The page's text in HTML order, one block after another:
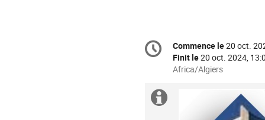
Information
de
Date/Heure
Commence le20 oct.
Finit le20 oct. 2024,
Toutes
Africa/Algiers
Information